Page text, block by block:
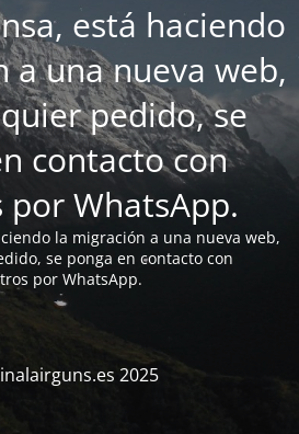
está haciendo
a una nueva web,
pedido, se
contacto con
WhatsApp.
la migración a una nueva web,
se ponga en contacto con
por WhatsApp.
2025